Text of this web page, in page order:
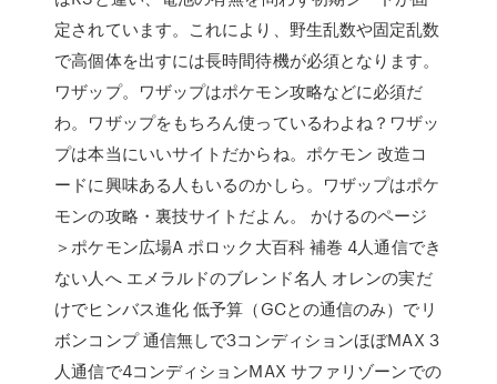
定されています。これにより、野生乱数や固定乱数
で高個体を出すには長時間待機が必須となります。
ワザップ。ワザップはポケモン攻略などに必須だ
わ。ワザップをもちろん使っているわよね？ワザッ
プは本当にいいサイトだからね。ポケモン 改造コ
ードに興味ある人もいるのかしら。ワザップはポケ
モンの攻略・裏技サイトだよん。 かけるのページ
＞ポケモン広場A ポロック大百科 補巻 4人通信でき
ない人へ エメラルドのブレンド名人 オレンの実だ
けでヒンバス進化 低予算（GCとの通信のみ）でリ
ボンコンプ 通信無しで3コンディションほぼMAX 3
人通信で4コンディションMAX サファリゾーンでの